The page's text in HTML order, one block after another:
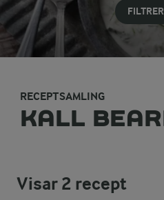
RECEPTSAMLING
KALL
Visar2 recept